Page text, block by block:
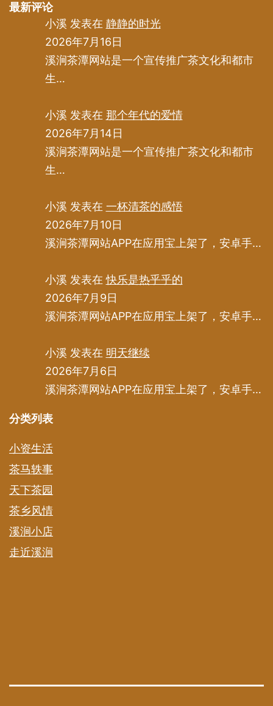
最新评论
小溪 发表在 静静的时光
2026年7月16日
溪涧茶潭网站是一个宣传推广茶文化和都市
生…
小溪 发表在 那个年代的爱情
2026年7月14日
溪涧茶潭网站是一个宣传推广茶文化和都市
生…
小溪 发表在 一杯清茶的感悟
2026年7月10日
溪涧茶潭网站APP在应用宝上架了，安卓手…
小溪 发表在快乐是热乎乎的
2026年7月9日
溪涧茶潭网站APP在应用宝上架了，安卓手…
小溪 发表在 明天继续
2026年7月6日
溪涧茶潭网站APP在应用宝上架了，安卓手…
分类列表
小资生活
茶马轶事
天下茶园
茶乡风情
溪涧小店
走近溪涧